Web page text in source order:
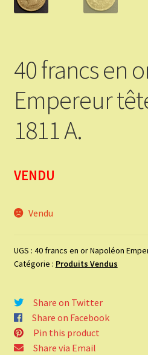
40 francs en
Empereur
1811 A.
VENDU
Vendu
UGS : 40 francs en or Napoléon
Catégorie : Produits Vendus
Share on Twitter
Share on Facebook
Pin this product
Share via Email